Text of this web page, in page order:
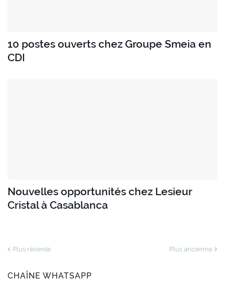
10 postes ouverts chez Groupe Smeia en
CDI
Nouvelles opportunités chez Lesieur
Cristal à Casablanca
Plus récente Plus ancienne
CHAÎNE WHATSAPP